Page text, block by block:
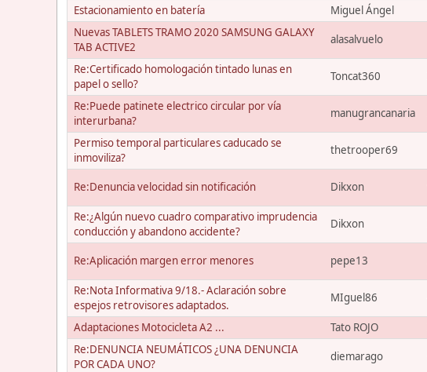
Estacionamiento en batería Miguel Ángel
Nuevas TABLETS TRAMO 2020 SAMSUNG GALAXY
TAB ACTIVE2
alasalvuelo
Re:Certificado homologación tintado lunas en
papel o sello?
Toncat360
Re:Puede patinete electrico circular por vía
interurbana?
manugrancanaria
Permiso temporal particulares caducado se
inmoviliza?
thetrooper69
Re:Denuncia velocidad sin notificación Dikxon
Re:¿Algún nuevo cuadro comparativo imprudencia
conducción y abandono accidente?
Dikxon
Re:Aplicación margen error menores pepe13
Re:Nota Informativa 9/18.- Aclaración sobre
espejos retrovisores adaptados.
MIguel86
Adaptaciones Motocicleta A2 ...
Tato ROJO
Re:DENUNCIA NEUMÁTICOS ¿UNA DENUNCIA
POR CADA UNO?
diemarago